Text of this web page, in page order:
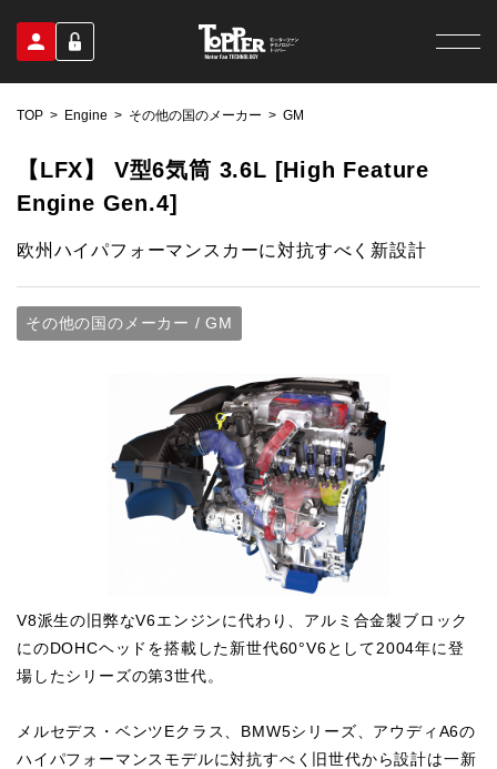
TOP Engine その他の国のメーカー GM
【LFX】 V型6気筒 3.6L [High Feature
Engine Gen.4]
欧州ハイパフォーマンスカーに対抗すべく新設計
その他の国のメーカー / GM
V8派生の旧弊なV6エンジンに代わり、アルミ合金製ブロック
にのDOHCヘッドを搭載した新世代60°V6として2004年に登
場したシリーズの第3世代。
メルセデス・ベンツEクラス、BMW5シリーズ、アウディA6の
ハイパフォーマンスモデルに対抗すべく旧世代から設計は一新